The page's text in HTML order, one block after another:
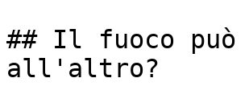
## Il fuoco può
all'altro?